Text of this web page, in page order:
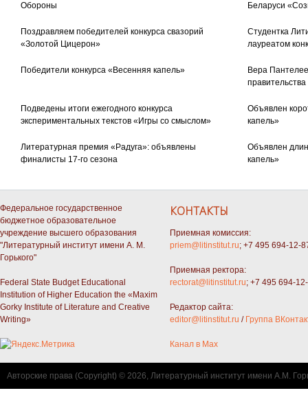
Обороны
Беларуси
Поздравляем победителей конкурса свазорий
«Золотой Цицерон»
Студентка
лауреатом
Победители конкурса «Весенняя капель»
Вера
Подведены итоги ежегодного конкурса
экспериментальных текстов «Игры со смыслом»
Объявлен
капель»
Литературная премия «Радуга»: объявлены
финалисты 17-го сезона
Объявлен
капель»
Федеральное государственное
бюджетное образовательное
учреждение высшего образования
"Литературный институт имени А. М.
Горького"
Federal State Budget Educational
Institution of Higher Education the «Maxim
Gorky Institute of Literature and Creative
Writing»
КОНТАКТЫ
Приемная комиссия:
priem@litinstitut.ru; +7 495 694-12-
Приемная ректора:
rectorat@litinstitut.ru; +7 495 694-
Редактор сайта:
editor@litinstitut.ru / Группа
Канал в Max
Авторские права (Copyright) © 2026, Литературный институт имени А.М.